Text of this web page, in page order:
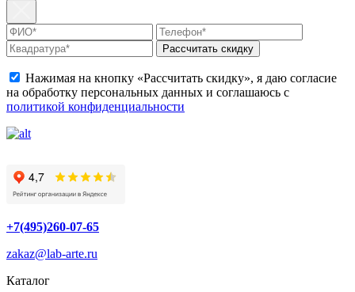
Рассчитать скидку
Нажимая на кнопку «Рассчитать скидку», я даю согласие
на обработку персональных данных и соглашаюсь с
политикой конфиденциальности
+7(495)260-07-65
zakaz@lab-arte.ru
Каталог